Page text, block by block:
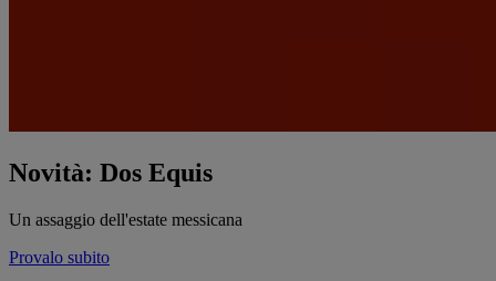
Novità: Dos Equis
Un assaggio dell'estate messicana
Provalo subito